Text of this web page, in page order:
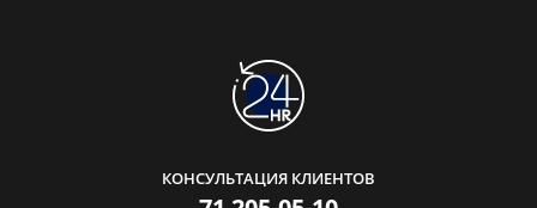
КОНСУЛЬТАЦИЯ КЛИЕНТОВ